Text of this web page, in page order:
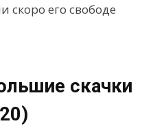
скоро его свободе
скачки